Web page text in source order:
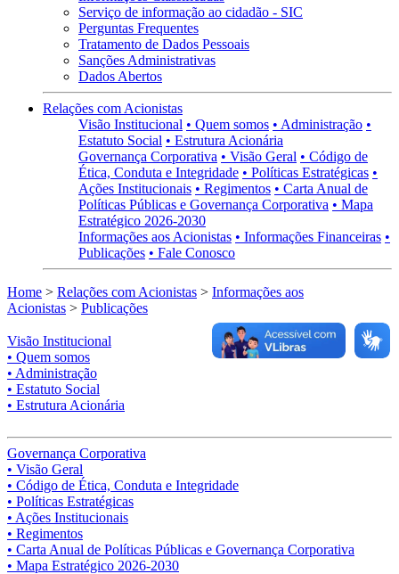
Serviço de informação ao cidadão - SIC
Perguntas Frequentes
Tratamento de Dados Pessoais
Sanções Administrativas
Dados Abertos
Relações com Acionistas
Visão Institucional • Quem somos • Administração •
Estatuto Social • Estrutura Acionária
Governança Corporativa • Visão Geral • Código de
Ética, Conduta e Integridade • Políticas Estratégicas •
Ações Institucionais • Regimentos • Carta Anual de
Políticas Públicas e Governança Corporativa • Mapa
Estratégico 2026-2030
Informações aos Acionistas • Informações Financeiras •
Publicações • Fale Conosco
Home > Relações com Acionistas > Informações aos
Acionistas > Publicações
Visão Institucional
• Quem somos
• Administração
• Estatuto Social
• Estrutura Acionária
Governança Corporativa
• Visão Geral
• Código de Ética, Conduta e Integridade
• Políticas Estratégicas
• Ações Institucionais
• Regimentos
• Carta Anual de Políticas Públicas e Governança Corporativa
• Mapa Estratégico 2026-2030